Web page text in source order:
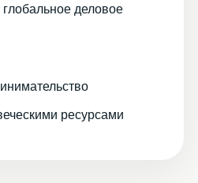
деловое
ресурсами